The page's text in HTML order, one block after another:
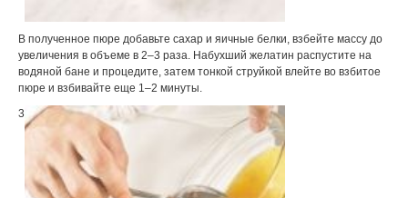
В полученное пюре добавьте сахар и яичные белки, взбейте массу до
увеличения в объеме в 2–3 раза. Набухший желатин распустите на
водяной бане и процедите, затем тонкой струйкой влейте во взбитое
пюре и взбивайте еще 1–2 минуты.
3